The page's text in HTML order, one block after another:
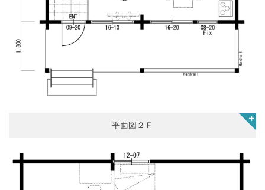
平面図２Ｆ